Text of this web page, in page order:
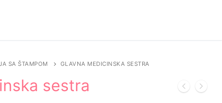
SA ŠTAMPOM GLAVNA MEDICINSKA SESTRA
sestra